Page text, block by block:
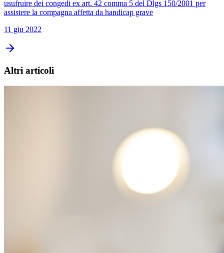
usufruire dei congedi ex art. 42 comma 5 del Dlgs 150/2001 per
assistere la compagna affetta da handicap grave
11 giu 2022
Altri articoli